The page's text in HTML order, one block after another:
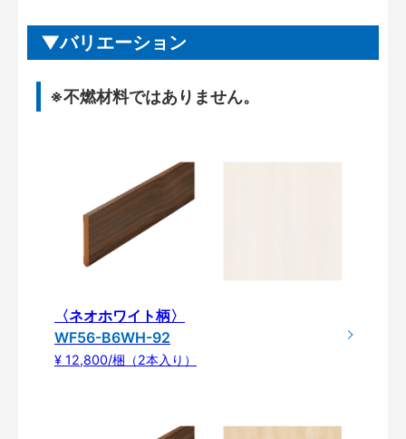
バリエーション
※不燃材料ではありません。
〈ネオホワイト柄〉
WF56-B6WH-92
¥ 12,800/梱（2本入り）